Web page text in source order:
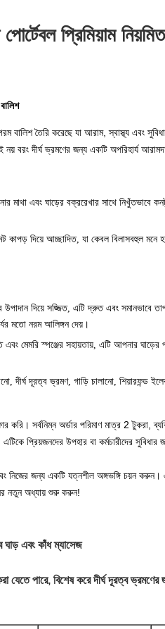
প্রিমিয়াম
বালিশ তৈরি করেছে যা আরাম, স্বাস্থ্য
বরং দীর্ঘ ভ্রমণের জন্য একটি অপরিহার্য
মাথা এবং ঘাড়ের বক্ররেখার সাথে
কাপড় দিয়ে আচ্ছাদিত, যা কেবল বিলাসবহুল
উপাদান দিয়ে সজ্জিত, এটি দ্রুত এবং
মতো নরম আলিঙ্গন দেয়।
মেমরি স্পঞ্জের সহায়তায়, এটি আপনার
দীর্ঘ দূরত্ব ভ্রমণ, গাড়ি চালানো, শিয়ারফন্ড
করি। সর্বনিম্ন অর্ডার পরিমাণ মাত্র 2
প্রিয়জনদের উপহার বা কর্মচারীদের সুবিধার
নিজের জন্য একটি যত্নশীল অঙ্গভঙ্গি চয়ন
নতুন অধ্যায় শুরু করুন!
ঘাড় এবং কাঁধ ম্যাসেজ
যেতে পারে, বিশেষ করে দীর্ঘ দূরত্ব ভ্রমণের